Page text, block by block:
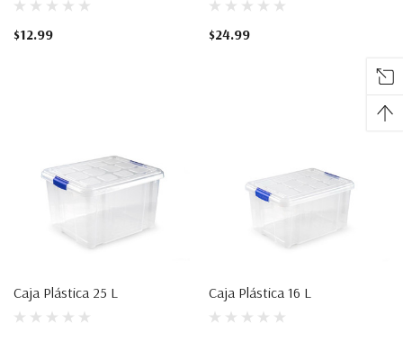
$12.99 $24.99
Caja Plástica 25 L Caja Plástica 16 L